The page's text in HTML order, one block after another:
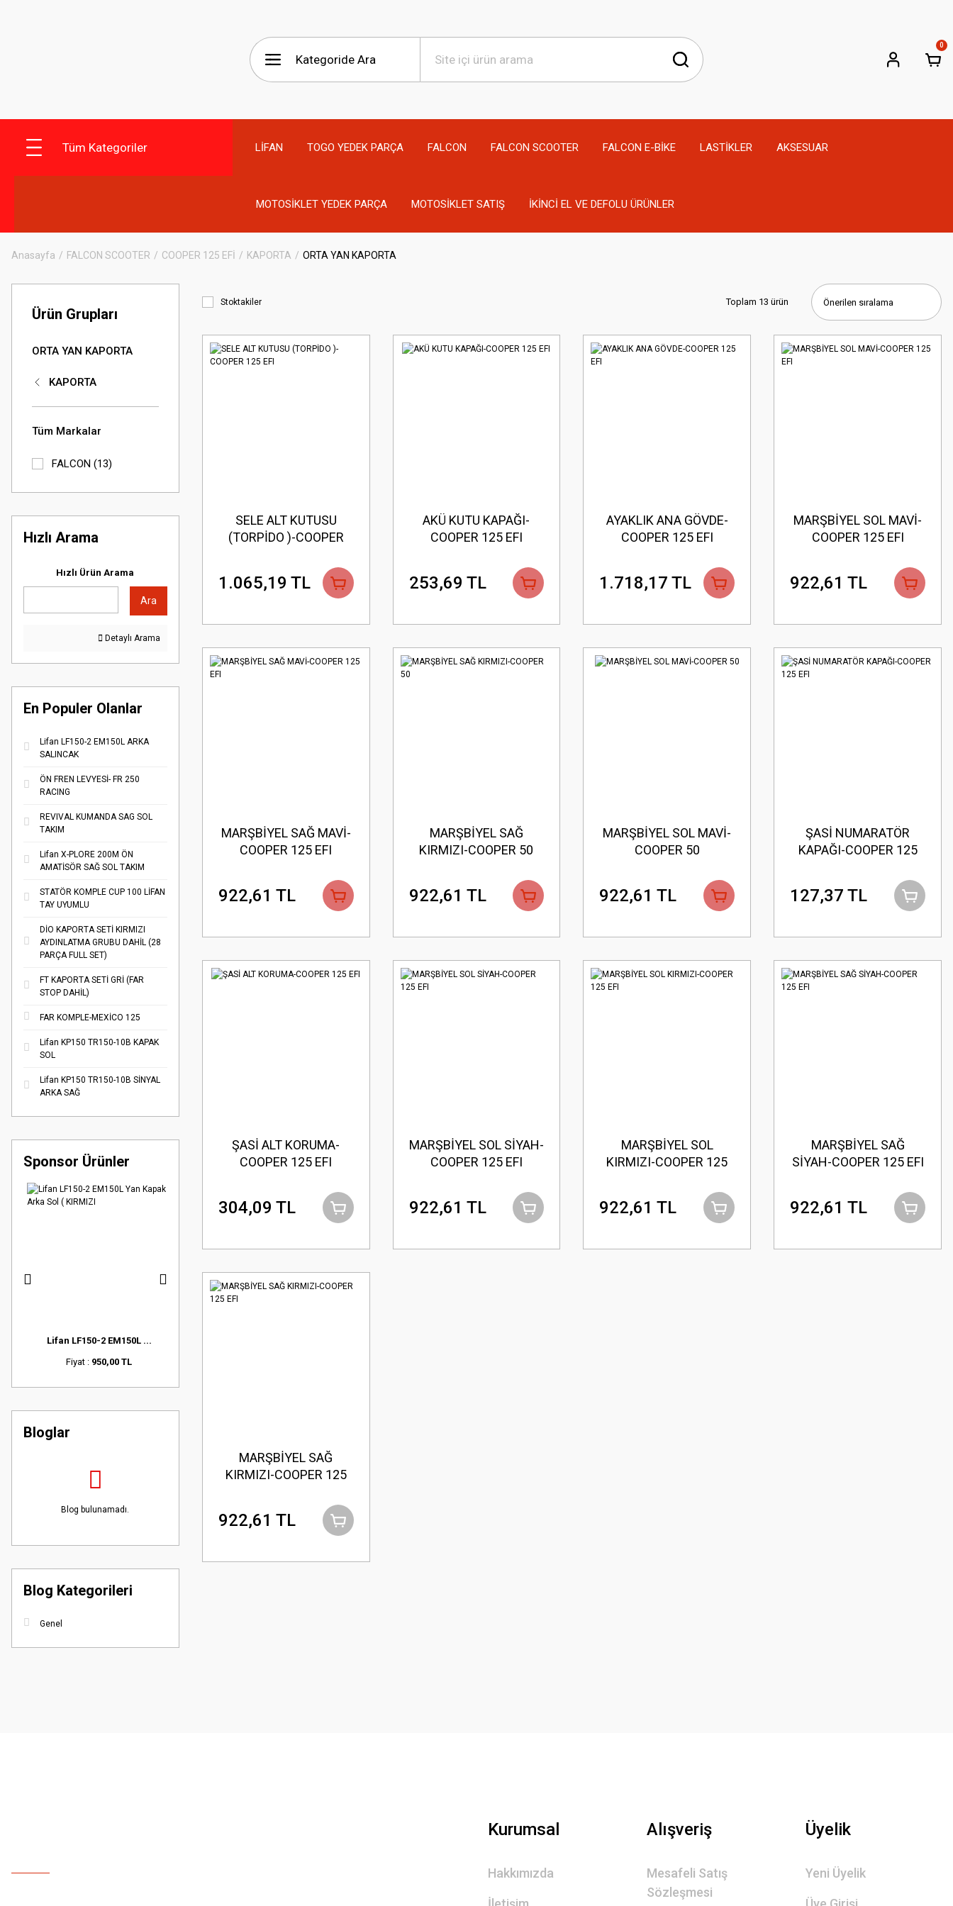
0
Tüm Kategoriler LİFAN TOGO YEDEK PARÇA FALCON FALCON SCOOTER FALCON E-BİKE LASTİKLER AKSESUAR
MOTOSİKLET YEDEK PARÇA MOTOSİKLET SATIŞ İKİNCİ EL VE DEFOLU ÜRÜNLER
Anasayfa FALCON SCOOTER COOPER 125 EFİ KAPORTA ORTA YAN KAPORTA
Ürün Grupları
ORTA YAN KAPORTA
KAPORTA
Tüm Markalar
FALCON (13)
Hızlı Arama
Hızlı Ürün Arama
Ara
Detaylı Arama
En Populer Olanlar
Lifan LF150-2 EM150L ARKA
SALINCAK
ÖN FREN LEVYESİ- FR 250
RACING
REVIVAL KUMANDA SAG SOL
TAKIM
Lifan X-PLORE 200M ÖN
AMATİSÖR SAĞ SOL TAKIM
STATÖR KOMPLE CUP 100 LİFAN
TAY UYUMLU
DİO KAPORTA SETİ KIRMIZI
AYDINLATMA GRUBU DAHİL (28
PARÇA FULL SET)
FT KAPORTA SETİ GRİ (FAR
STOP DAHİL)
FAR KOMPLE-MEXİCO 125
Lifan KP150 TR150-10B KAPAK
SOL
Lifan KP150 TR150-10B SİNYAL
ARKA SAĞ
Sponsor Ürünler
Lifan LF150-2 EM150L ...
Fiyat : 950,00 TL
Bloglar
Blog bulunamadı.
Blog Kategorileri
Genel
Stoktakiler Toplam 13 ürün
SELE ALT KUTUSU
(TORPİDO )-COOPER
1.065,19 TL
AKÜ KUTU KAPAĞI-
COOPER 125 EFI
253,69 TL
AYAKLIK ANA GÖVDE-
COOPER 125 EFI
1.718,17 TL
MARŞBİYEL SOL MAVİ-
COOPER 125 EFI
922,61 TL
MARŞBİYEL SAĞ MAVİ-
COOPER 125 EFI
922,61 TL
MARŞBİYEL SAĞ
KIRMIZI-COOPER 50
922,61 TL
MARŞBİYEL SOL MAVİ-
COOPER 50
922,61 TL
ŞASİ NUMARATÖR
KAPAĞI-COOPER 125
127,37 TL
ŞASİ ALT KORUMA-
COOPER 125 EFI
304,09 TL
MARŞBİYEL SOL SİYAH-
COOPER 125 EFI
922,61 TL
MARŞBİYEL SOL
KIRMIZI-COOPER 125
922,61 TL
MARŞBİYEL SAĞ
SİYAH-COOPER 125 EFI
922,61 TL
MARŞBİYEL SAĞ
KIRMIZI-COOPER 125
922,61 TL
Kurumsal
Hakkımızda
Alışveriş
Mesafeli Satış
Sözleşmesi
Üyelik
Yeni Üyelik